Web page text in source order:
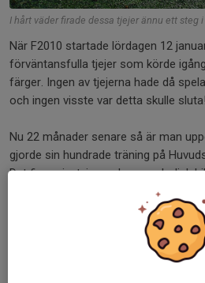
I hårt väder firade dessa tjejer ännu ett steg
När F2010 startade lördagen 12
förväntansfulla tjejer som körde
färger. Ingen av tjejerna hade då
och ingen visste var detta skulle sluta!
Nu 22 månader senare så är man
gjorde sin hundrade träning på
Det firas givetvis med en symbolisk
träning. Nu siktar tjejerna med sina
och om ett par månader firar vi detta
Tills dess säger vi i Apollons